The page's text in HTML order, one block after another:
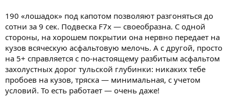
190 «лошадок» под капотом позволяют разгоняться до
сотни за 9 сек. Подвеска F7x — своеобразна. С одной
стороны, на хорошем покрытии она нервно передает на
кузов всяческую асфальтовую мелочь. А с другой, просто
на 5+ справляется с по-настоящему разбитым асфальтом
захолустных дорог тульской глубинки: никаких тебе
пробоев на кузов, тряска — минимальная, с учетом
условий. То есть работает — очень даже!